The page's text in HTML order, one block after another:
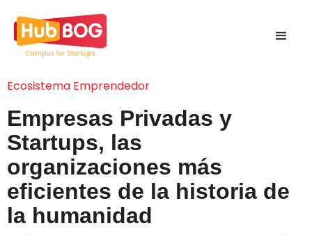
Ecosistema Emprendedor
Empresas Privadas y
Startups, las
organizaciones más
eficientes de la historia de
la humanidad